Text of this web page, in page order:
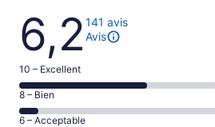
Avis
6,2 141 avis
Avis
Note
de 10
–
Excellent,
10 – Excellent
Note
de 8
8 – Bien
Note
6 – Acceptable